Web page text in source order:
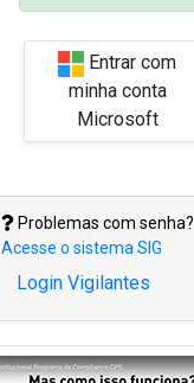
Entrar com
minha conta
Microsoft
Problemas com senha?
Acesse o sistema SIG
Login Vigilantes